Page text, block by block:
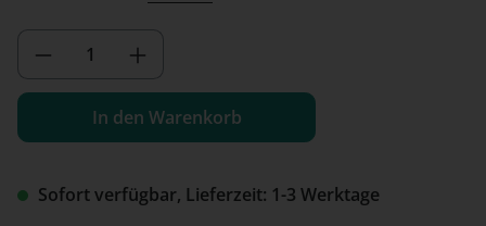
Sofort verfügbar, Lieferzeit: 1-3 Werktage
Produkt Anzahl: Gib den
In den Warenkorb